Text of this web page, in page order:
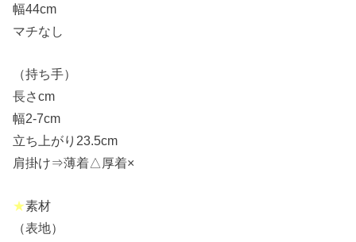
幅44cm
マチなし
（持ち手）
長さcm
幅2-7cm
立ち上がり23.5cm
肩掛け⇒薄着△厚着×
★素材
（表地）